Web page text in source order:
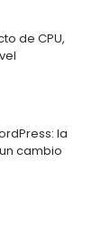
de CPU,
la
cambio